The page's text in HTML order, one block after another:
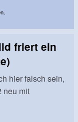
friert ein
hier falsch sein,
neu mit